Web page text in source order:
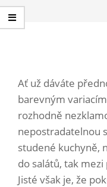
Ať už dáváte
barevným
rozhodně
nepostradatelnou
studené kuchyně,
do salátů, tak
Jisté však je, že